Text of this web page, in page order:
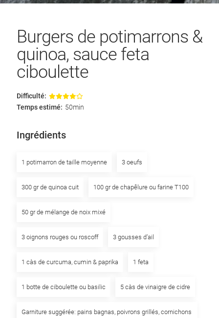
Burgers de potimarrons &
quinoa, sauce feta
ciboulette
Difficulté:
Temps estimé: 50min
Ingrédients
1 potimarron de taille moyenne 3 oeufs
300 gr de quinoa cuit 100 gr de chapêlure ou farine T100
50 gr de mélange de noix mixé
3 oignons rouges ou roscoff 3 gousses d’ail
1 càs de curcuma, cumin & paprika 1 feta
1 botte de ciboulette ou basilic 5 càs de vinaigre de cidre
Garniture suggérée: pains bagnas, poivrons grillés, cornichons